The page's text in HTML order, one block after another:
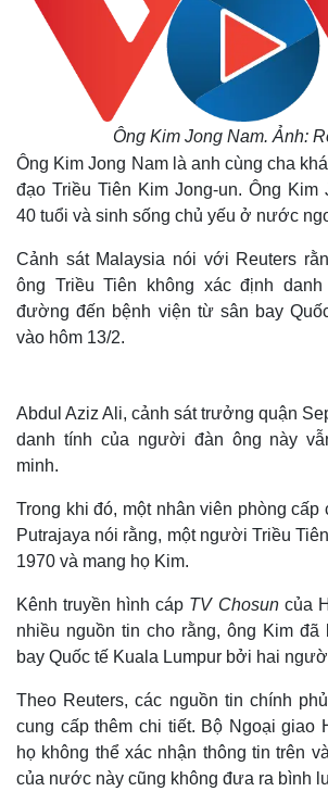
Ông Kim Jong Nam. Ảnh:
Ông Kim Jong Nam là anh cùng cha
đạo Triều Tiên Kim Jong-un. Ông Kim
40 tuổi và sinh sống chủ yếu ở nước
Cảnh sát Malaysia nói với Reuters
ông Triều Tiên không xác định
đường đến bệnh viện từ sân bay
vào hôm 13/2.
Abdul Aziz Ali, cảnh sát trưởng quận
danh tính của người đàn ông này
minh.
Trong khi đó, một nhân viên phòng cấp
Putrajaya nói rằng, một người Triều
1970 và mang họ Kim.
Kênh truyền hình cáp TV Chosuncủa
nhiều nguồn tin cho rằng, ông Kim đã
bay Quốc tế Kuala Lumpur bởi hai
Theo Reuters, các nguồn tin chính
cung cấp thêm chi tiết. Bộ Ngoại giao
họ không thể xác nhận thông tin trên
của nước này cũng không đưa ra bình